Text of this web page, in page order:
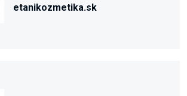
etanikozmetika.sk